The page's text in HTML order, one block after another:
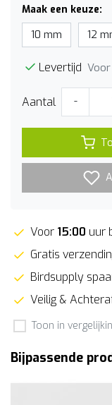
Maak een keuze:
10 mm
12
Levertijd
Aantal -
Voor 15:00 uur
Gratis
Birdsupply
Veilig &
Toon in
Bijpassende